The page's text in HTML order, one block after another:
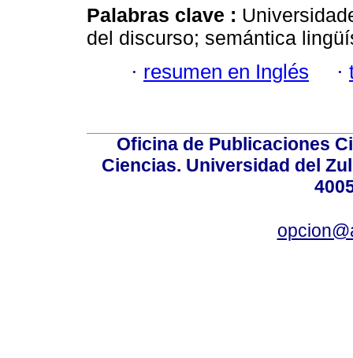
Palabras clave :
del discurso; semántica
· resumen en Inglés ·
Oficina de Publicaciones
Ciencias. Universidad del